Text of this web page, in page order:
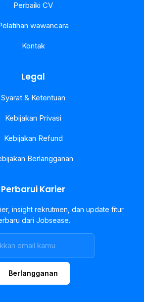
Perbaiki CV
wawancara
Kontak
Legal
Syarat & Ketentuan
Kebijakan Privasi
Kebijakan Refund
Berlangganan
Perbarui Karier
insight rekrutmen, dan update fitur
dari Jobsease.
Berlangganan